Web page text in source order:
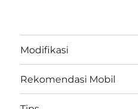
Modifikasi
Rekomendasi Mobil